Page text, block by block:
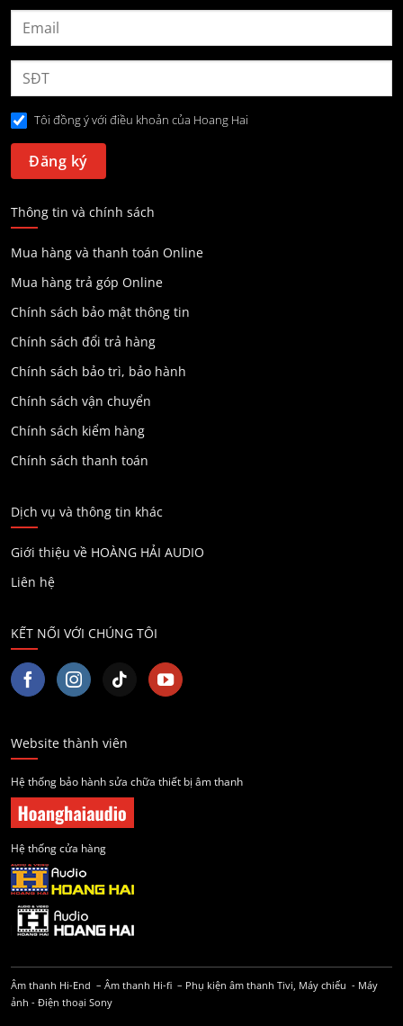
Tôi đồng ý với điều khoản của Hoang Hai
Thông tin và chính sách
Mua hàng và thanh toán Online
Mua hàng trả góp Online
Chính sách bảo mật thông tin
Chính sách đổi trả hàng
Chính sách bảo trì, bảo hành
Chính sách vận chuyển
Chính sách kiểm hàng
Chính sách thanh toán
Dịch vụ và thông tin khác
Giới thiệu về HOÀNG HẢI AUDIO
Liên hệ
KẾT NỐI VỚI CHÚNG TÔI
Website thành viên
Hệ thống bảo hành sửa chữa thiết bị âm thanh
Hệ thống cửa hàng
Âm thanh Hi-End – Âm thanh Hi-fi – Phụ kiện âm thanh Tivi, Máy chiếu - Máy
ảnh - Điện thoại Sony